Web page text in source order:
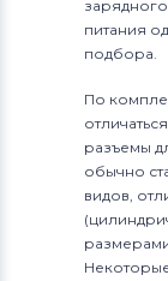
питания
подбора.
По
разъемы
обычно
видов,